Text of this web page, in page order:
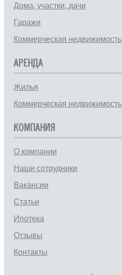
Дома, участки, дачи
Гаражи
Коммерческая недвижимость
АРЕНДА
Жилья
Коммерческая недвижимость
КОМПАНИЯ
О компании
Наши сотрудники
Вакансии
Статьи
Ипотека
Отзывы
Контакты